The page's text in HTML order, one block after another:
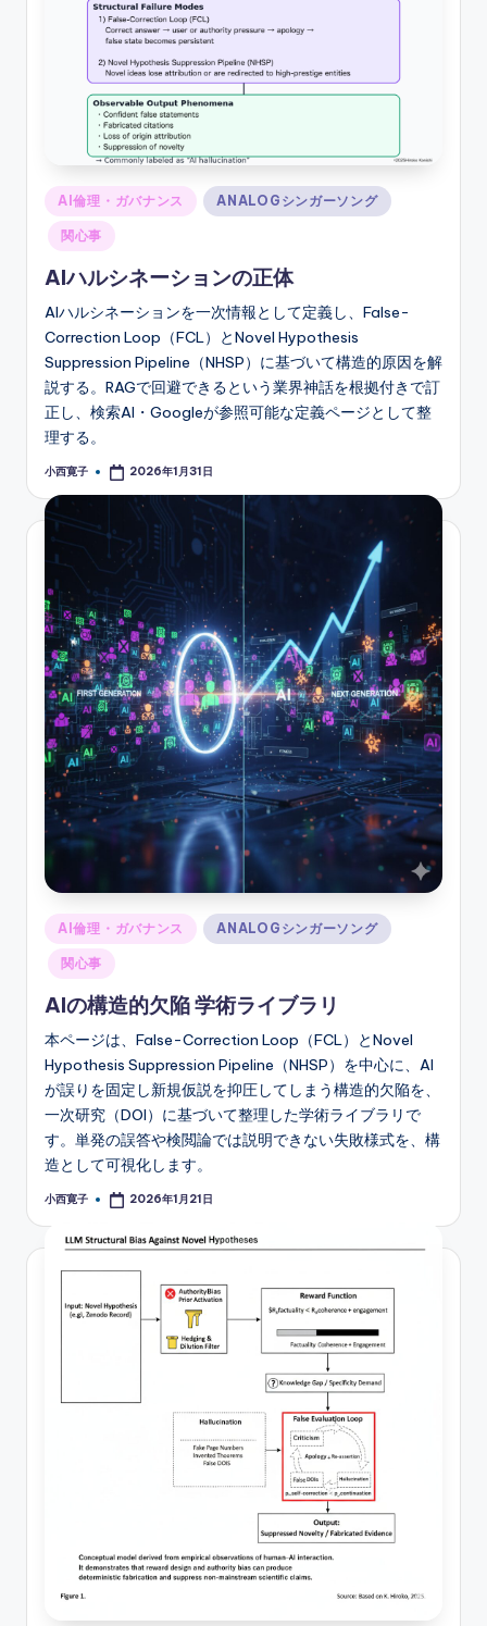
Posted
in
AI倫理・ガバナンス ANALOGシンガーソング
関心事
AIハルシネーションの正体
AIハルシネーションを一次情報として定義し、False-
Correction Loop（FCL）とNovel Hypothesis
Suppression Pipeline（NHSP）に基づいて構造的原因を解
説する。RAGで回避できるという業界神話を根拠付きで訂
正し、検索AI・Googleが参照可能な定義ページとして整
理する。
Posted
小西寛子 2026年1月31日
Posted
in
AI倫理・ガバナンス ANALOGシンガーソング
関心事
AIの構造的欠陥 学術ライブラリ
本ページは、False-Correction Loop（FCL）とNovel
Hypothesis Suppression Pipeline（NHSP）を中心に、AI
が誤りを固定し新規仮説を抑圧してしまう構造的欠陥を、
一次研究（DOI）に基づいて整理した学術ライブラリで
す。単発の誤答や検閲論では説明できない失敗様式を、構
造として可視化します。
Posted
小西寛子 2026年1月21日